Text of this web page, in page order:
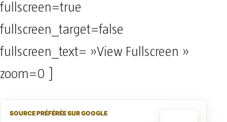
fullscreen=true
fullscreen_target=false
fullscreen_text= »View Fullscreen »
zoom=0 ]
SOURCE PRÉFÉRÉE SUR GOOGLE